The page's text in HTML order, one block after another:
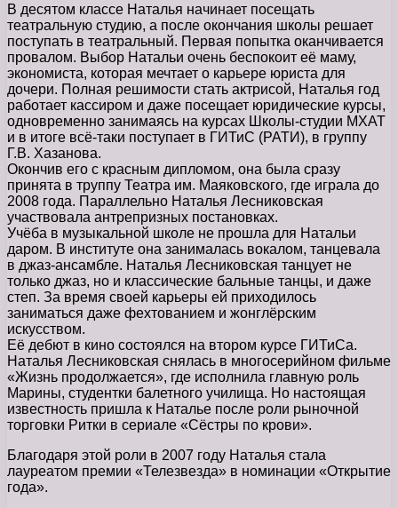
В десятом классе Наталья начинает посещать
театральную студию, а после окончания школы решает
поступать в театральный. Первая попытка оканчивается
провалом. Выбор Натальи очень беспокоит её маму,
экономиста, которая мечтает о карьере юриста для
дочери. Полная решимости стать актрисой, Наталья год
работает кассиром и даже посещает юридические курсы,
одновременно занимаясь на курсах Школы-студии МХАТ
и в итоге всё-таки поступает в ГИТиС (РАТИ), в группу
Г.В. Хазанова.
Окончив его с красным дипломом, она была сразу
принята в труппу Театра им. Маяковского, где играла до
2008 года. Параллельно Наталья Лесниковская
участвовала антрепризных постановках.
Учёба в музыкальной школе не прошла для Натальи
даром. В институте она занималась вокалом, танцевала
в джаз-ансамбле. Наталья Лесниковская танцует не
только джаз, но и классические бальные танцы, и даже
степ. За время своей карьеры ей приходилось
заниматься даже фехтованием и жонглёрским
искусством.
Её дебют в кино состоялся на втором курсе ГИТиСа.
Наталья Лесниковская снялась в многосерийном фильме
«Жизнь продолжается», где исполнила главную роль
Марины, студентки балетного училища. Но настоящая
известность пришла к Наталье после роли рыночной
торговки Ритки в сериале «Сёстры по крови».
Благодаря этой роли в 2007 году Наталья стала
лауреатом премии «Телезвезда» в номинации «Открытие
года».